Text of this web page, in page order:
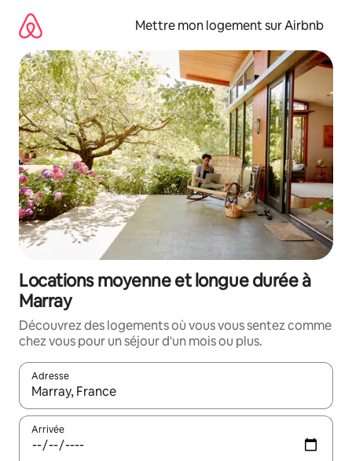
directement
contenu
Mettre mon logement sur Airbnb
Locations moyenne et longue durée à
Marray
Découvrez des logements où vous vous sentez comme
chez vous pour un séjour d'un mois ou plus.
Adresse
Lorsque les résultats s'affichent, utilisez les flèches vers le
Arrivée